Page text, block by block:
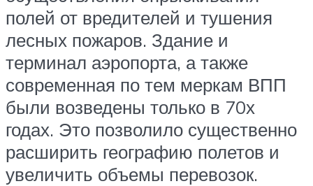
полей от вредителей и тушения
лесных пожаров. Здание и
терминал аэропорта, а также
современная по тем меркам ВПП
были возведены только в 70х
годах. Это позволило существенно
расширить географию полетов и
увеличить объемы перевозок.